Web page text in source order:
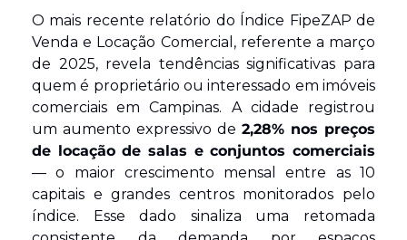
O mais recente relatório do Índice FipeZAP de
Venda e Locação Comercial, referente a março
de 2025, revela tendências significativas para
quem é proprietário ou interessado em imóveis
comerciais em Campinas. A cidade registrou
um aumento expressivo de 2,28% nos preços
de locação de salas e conjuntos comerciais
— o maior crescimento mensal entre as 10
capitais e grandes centros monitorados pelo
índice. Esse dado sinaliza uma retomada